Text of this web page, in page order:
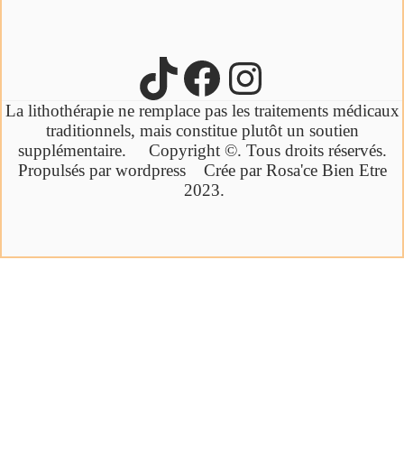
La lithothérapie ne remplace pas les traitements médicaux
traditionnels, mais constitue plutôt un soutien
supplémentaire. Copyright ©. Tous droits réservés.
Propulsés par wordpress Crée par Rosa'ce Bien Etre
2023.